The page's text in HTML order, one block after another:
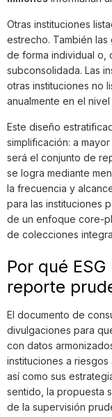
Otras instituciones
estrecho. También las
de forma individual o,
subconsolidada. Las
otras instituciones no
anualmente en el
Este diseño
simplificación: a
será el conjunto de
se logra mediante
la frecuencia y
para las instituciones
de un enfoque core-
de colecciones
Por qué
reporte
El documento de
divulgaciones para
con datos
instituciones a riesgos
así como sus
sentido, la propuesta
de la supervisión